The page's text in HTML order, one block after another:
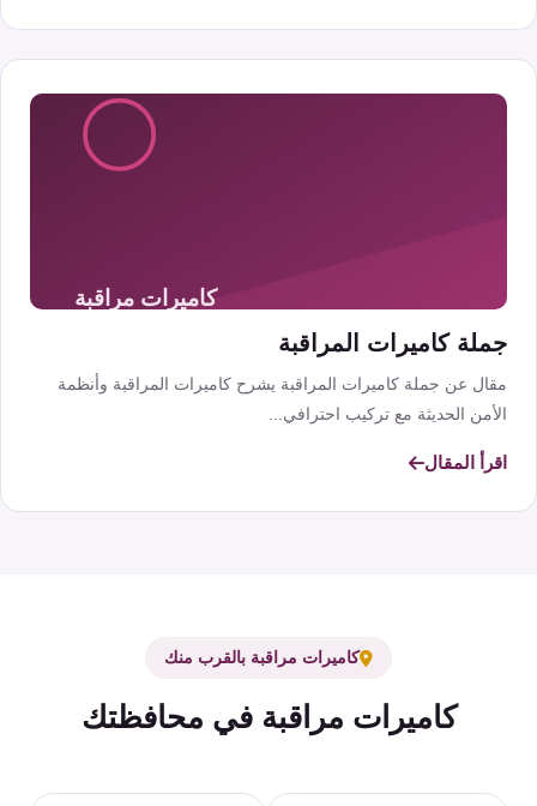
جملة كاميرات المراقبة
مقال عن جملة كاميرات المراقبة يشرح كاميرات المراقبة وأنظمة
الأمن الحديثة مع تركيب احترافي...
اقرأ المقال
كاميرات مراقبة بالقرب منك
كاميرات مراقبة في محافظتك